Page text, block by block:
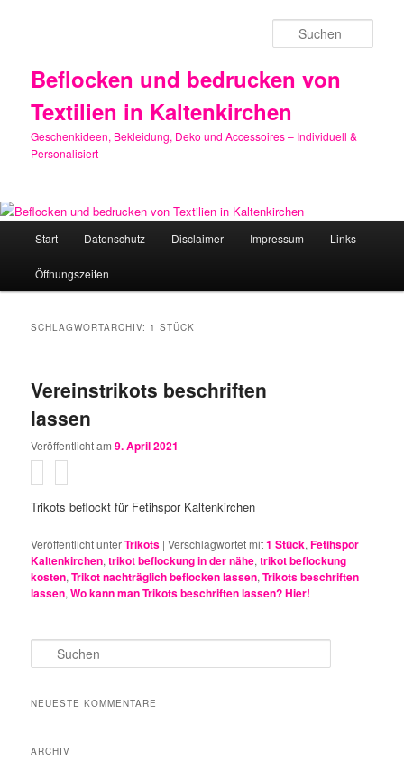
Beflocken und bedrucken von
Textilien in Kaltenkirchen
Geschenkideen, Bekleidung, Deko und Accessoires – Individuell &
Personalisiert
Start Datenschutz Disclaimer Impressum Links
Öffnungszeiten
SCHLAGWORTARCHIV: 1 STÜCK
Vereinstrikots beschriften
lassen
Veröffentlicht am9. April 2021
Trikots beflockt für Fetihspor Kaltenkirchen
Veröffentlicht unterTrikots |Verschlagwortet mit1 Stück,Fetihspor
Kaltenkirchen,trikot beflockung in der nähe,trikot beflockung
kosten,Trikot nachträglich beflocken lassen,Trikots beschriften
lassen,Wo kann man Trikots beschriften lassen? Hier!
u
h
NEUESTE KOMMENTARE
ARCHIV